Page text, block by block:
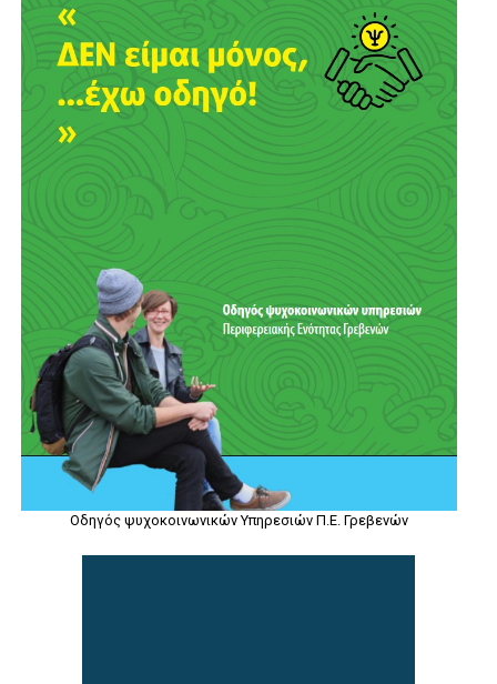
Οδηγός ψυχοκοινωνικών Υπηρεσιών Π.Ε. Γρεβενών